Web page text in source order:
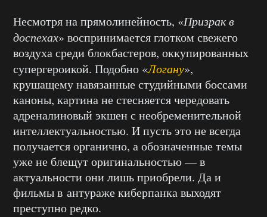
Несмотря на прямолинейность, «Призрак в
доспехах» воспринимается глотком свежего
воздуха среди блокбастеров, оккупированных
супергероикой. Подобно «Логану»,
крушащему навязанные студийными боссами
каноны, картина не стесняется чередовать
адреналиновый экшен с необременительной
интеллектуальностью. И пусть это не всегда
получается органично, а обозначенные темы
уже не блещут оригинальностью — в
актуальности они лишь приобрели. Да и
фильмы в антураже киберпанка выходят
преступно редко.